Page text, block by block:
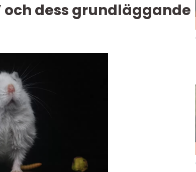
och dess grundläggande